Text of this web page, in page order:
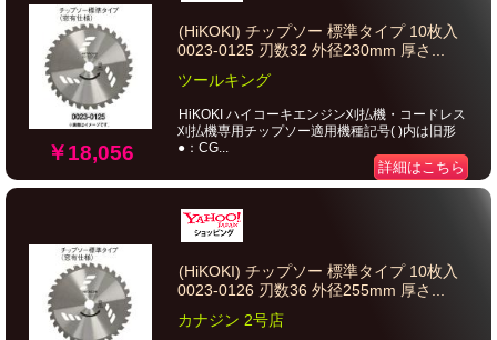
￥18,056
(HiKOKI) チップソー 標準タイプ 10枚入
0023-0125 刃数32 外径230mm 厚さ...
ツールキング
HiKOKI ハイコーキエンジン刈払機・コードレス
刈払機専用チップソー適用機種記号( )内は旧形
●：CG...
詳細はこちら
(HiKOKI) チップソー 標準タイプ 10枚入
0023-0126 刃数36 外径255mm 厚さ...
カナジン 2号店